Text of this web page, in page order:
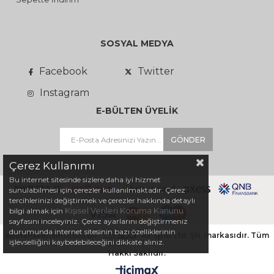
SOSYAL MEDYA
Facebook
Twitter
Instagram
E-BÜLTEN ÜYELİK
GÖNDER
sporalisverisim.com bir
As Spor Ltd. Şti. markasıdır. Tüm
Hakkı Saklıdır.
Çerez Kullanımı
Bu internet sitesinde sizlere daha iyi hizmet
sunulabilmesi için çerezler kullanılmaktadır. Çerez
tercihlerinizi değiştirmek ve çerezler hakkında detaylı
bilgi almak için Kişisel Verileri Koruma Kanunu
sayfasını inceleyiniz. Çerez ayarlarını değiştirmeniz
durumunda internet sitesinin bazı özelliklerinin
işlevselliğini kaybedebileceğini dikkate alınız.